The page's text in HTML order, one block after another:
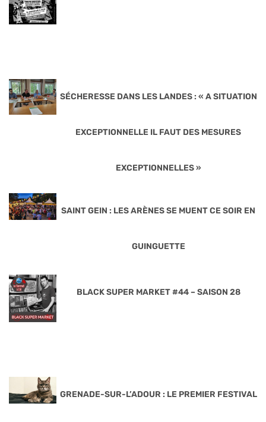
SÉCHERESSE DANS LES LANDES : « A SITUATION
EXCEPTIONNELLE IL FAUT DES MESURES
EXCEPTIONNELLES »
SAINT GEIN : LES ARÈNES SE MUENT CE SOIR EN
GUINGUETTE
BLACK SUPER MARKET #44 – SAISON 28
GRENADE-SUR-L’ADOUR : LE PREMIER FESTIVAL